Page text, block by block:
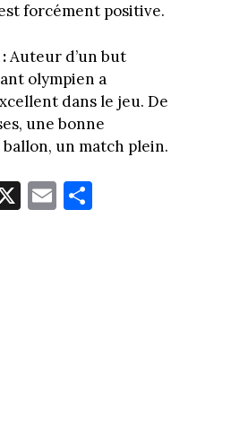
forcément positive.
Auteur d’un but
olympien a
dans le jeu. De
une bonne
un match plein.
X E
m
Pa